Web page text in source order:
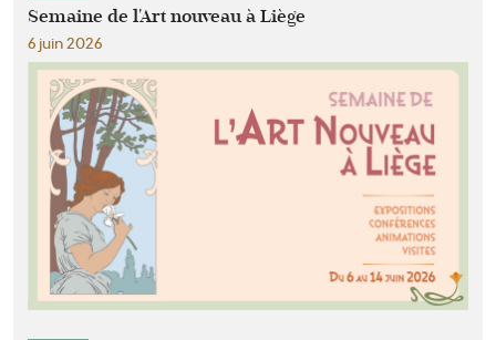
Semaine de l'Art nouveau à Liège
6 juin 2026